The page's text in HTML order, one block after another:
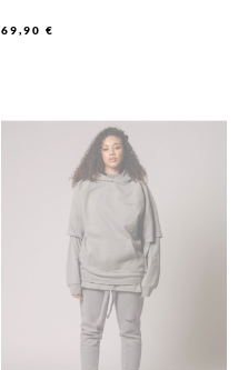
69,90 €